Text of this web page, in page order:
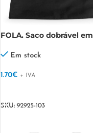
FOLA. Saco dobrável em
Em stock
1.70€ + IVA
SKU: 92925-103